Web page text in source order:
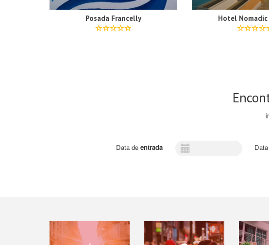
Posada Francelly Hotel Nomadic
Data de entrada